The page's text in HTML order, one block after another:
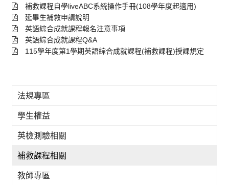
補救課程自學liveABC系統操作手冊(108學年度起適用)
延畢生補救申請說明
英語綜合成就課程報名注意事項
英語綜合成就課程Q&A
115學年度第1學期英語綜合成就課程(補救課程)授課規定
法規專區
學生權益
英檢測驗相關
補救課程相關
教師專區